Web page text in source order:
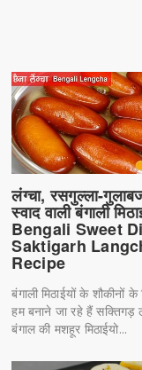
लंग्चा, रसगुल्ला-
स्वाद वाली बंगाली
Bengali Sweet
Saktigarh
Recipe
बंगाली मिठाईयों के शौकीनों
हम बनाने जा रहे हैं सक्तिगड़
बंगाल की मशहूर मिठाईयो...